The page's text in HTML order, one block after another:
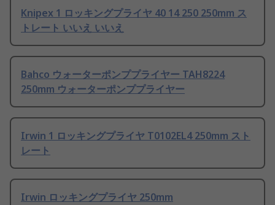
Knipex 1 ロッキングプライヤ 40 14 250 250mm ス
トレート いいえ いいえ
Bahco ウォーターポンププライヤー TAH8224
250mm ウォーターポンププライヤー
Irwin 1 ロッキングプライヤ T0102EL4 250mm スト
レート
Irwin ロッキングプライヤ 250mm